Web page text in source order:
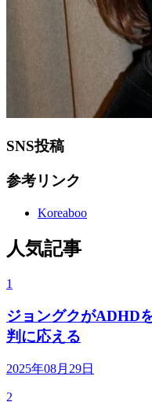
SNS投稿
参考リンク
Koreaboo
人気記事
1
ジョングクがADHD
判に応える
2025年08月29日
2